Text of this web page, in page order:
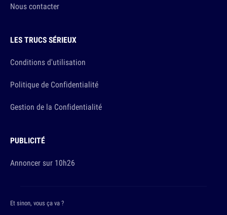
Nous contacter
LES TRUCS SÉRIEUX
Conditions d'utilisation
Politique de Confidentialité
Gestion de la Confidentialité
PUBLICITÉ
Annoncer sur 10h26
Et sinon, vous ça va ?